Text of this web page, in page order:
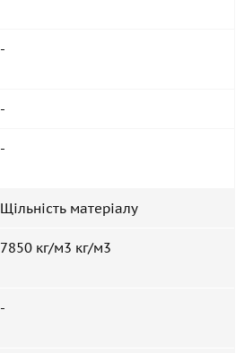
-
-
-
Щільність матеріалу
7850 кг/м3 кг/м3
-